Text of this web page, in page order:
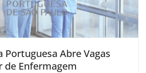
Portuguesa Abre Vagas
de Enfermagem